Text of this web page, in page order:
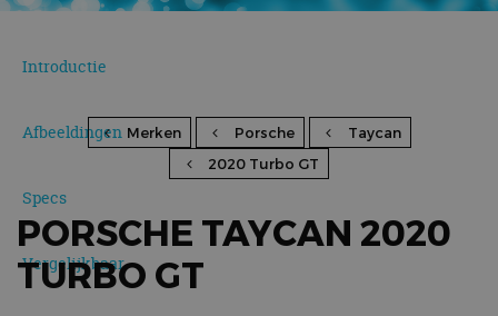
Adverteren
Contact
Introductie
Afbeeldingen
Specs
Vergelijkbaar
Merken Porsche
Taycan
2020 Turbo GT
PORSCHE TAYCAN 2020
TURBO GT